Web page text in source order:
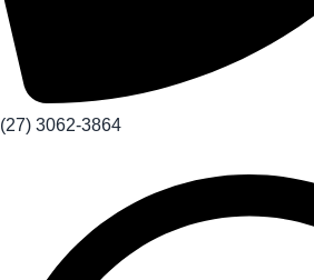
(27) 3062-3864